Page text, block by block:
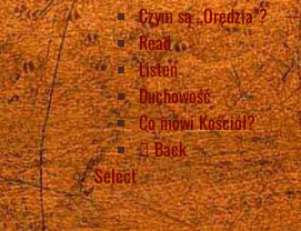
Czym są „Orędzia”?
Read
Listen
Duchowość
Co mówi Kościół?
Back
Select